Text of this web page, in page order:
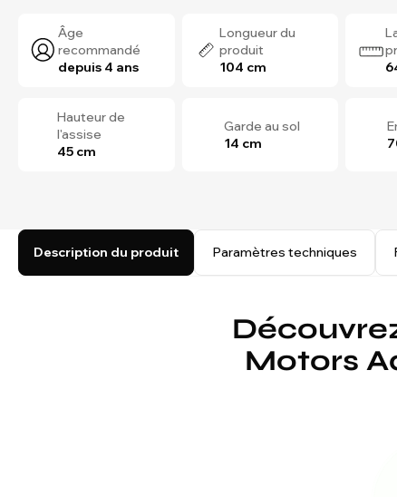
Âge
recommandé
depuis 4 ans
Longueur du
produit
104 cm
Hauteur de
l'assise
45 cm
Garde au sol
14 cm
Description du produit Paramètres techniques
Motors